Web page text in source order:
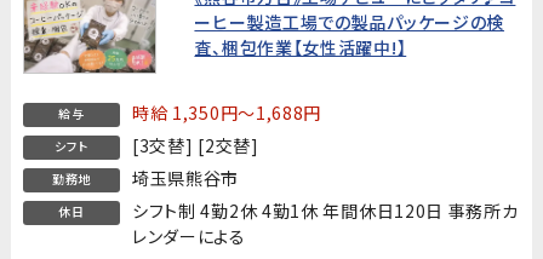
ーヒー製造工場での製品パッケージの検
査、梱包作業【女性活躍中!】
給与 時給 1,350円～1,688円
シフト [3交替] [2交替]
勤務地 埼玉県熊谷市
休日
シフト制 4勤2休 4勤1休 年間休日120日 事務所カ
レンダーによる